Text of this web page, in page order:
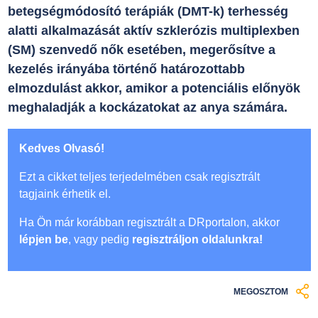
betegségmódosító terápiák (DMT-k) terhesség
alatti alkalmazását aktív szklerózis multiplexben
(SM) szenvedő nők esetében, megerősítve a
kezelés irányába történő határozottabb
elmozdulást akkor, amikor a potenciális előnyök
meghaladják a kockázatokat az anya számára.
Kedves Olvasó!
Ezt a cikket teljes terjedelmében csak regisztrált
tagjaink érhetik el.
Ha Ön már korábban regisztrált a DRportalon, akkor
lépjen be, vagy pedig regisztráljon oldalunkra!
MEGOSZTOM